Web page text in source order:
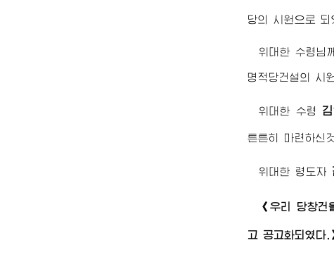
당의 시원으로 되
위대한 수령님
명적당건설의 시
위대한 수령
튼튼히 마련하신
위대한 령도자
《우리 당창건
고 공고화되였다.